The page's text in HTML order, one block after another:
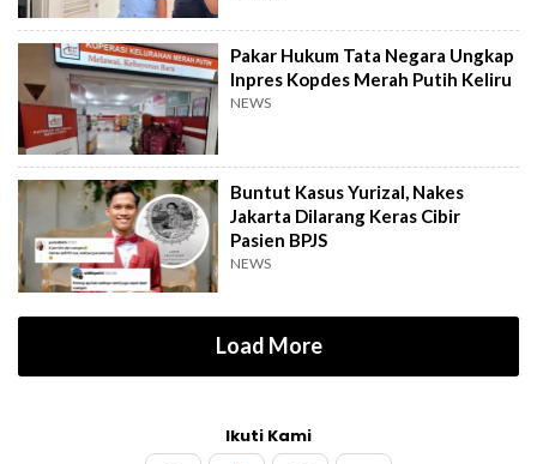
Pakar Hukum Tata Negara Ungkap
Inpres Kopdes Merah Putih Keliru
NEWS
Buntut Kasus Yurizal, Nakes
Jakarta Dilarang Keras Cibir
Pasien BPJS
NEWS
Load More
Ikuti Kami